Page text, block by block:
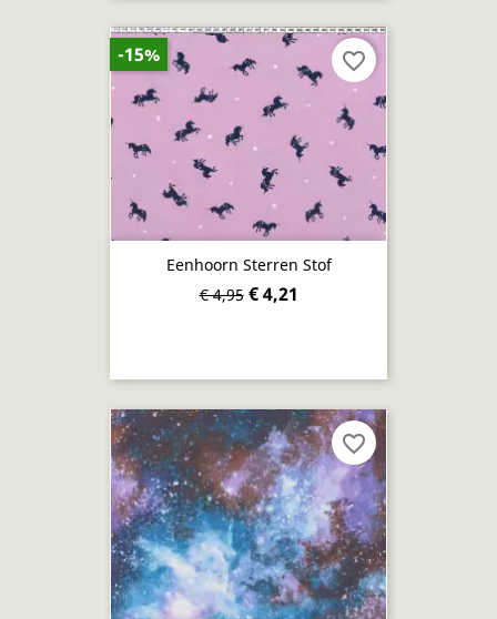
Eenhoorn Sterren Stof
€ 4,95 € 4,21
-15% favorite_border
favorite_border